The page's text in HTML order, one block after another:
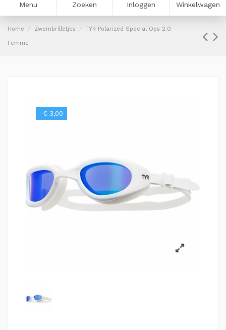
Menu Zoeken Inloggen Winkelwagen
Home Zwembrilletjes TYR Polarized Special Ops 2.0
Femme
-€ 3,00